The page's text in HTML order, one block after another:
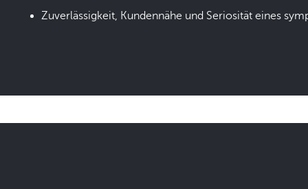
Zuverlässigkeit, Kundennähe und Seriosität eines